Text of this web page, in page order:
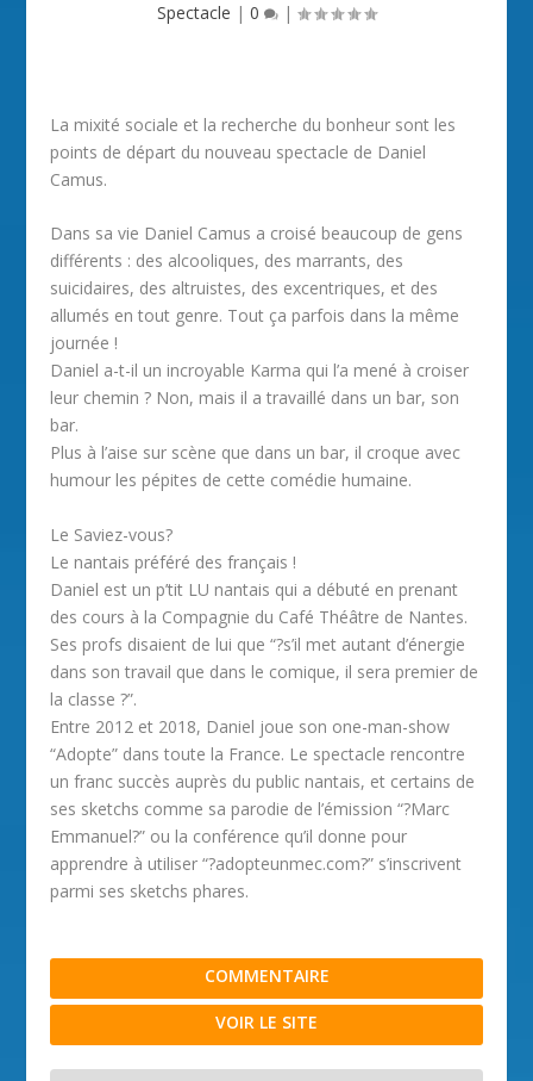
Spectacle | 0 |
La mixité sociale et la recherche du bonheur sont les
points de départ du nouveau spectacle de Daniel
Camus.
Dans sa vie Daniel Camus a croisé beaucoup de gens
différents : des alcooliques, des marrants, des
suicidaires, des altruistes, des excentriques, et des
allumés en tout genre. Tout ça parfois dans la même
journée !
Daniel a-t-il un incroyable Karma qui l’a mené à croiser
leur chemin ? Non, mais il a travaillé dans un bar, son
bar.
Plus à l’aise sur scène que dans un bar, il croque avec
humour les pépites de cette comédie humaine.
Le Saviez-vous?
Le nantais préféré des français !
Daniel est un p’tit LU nantais qui a débuté en prenant
des cours à la Compagnie du Café Théâtre de Nantes.
Ses profs disaient de lui que “?s’il met autant d’énergie
dans son travail que dans le comique, il sera premier de
la classe ?”.
Entre 2012 et 2018, Daniel joue son one-man-show
“Adopte” dans toute la France. Le spectacle rencontre
un franc succès auprès du public nantais, et certains de
ses sketchs comme sa parodie de l’émission “?Marc
Emmanuel?” ou la conférence qu’il donne pour
apprendre à utiliser “?adopteunmec.com?” s’inscrivent
parmi ses sketchs phares.
COMMENTAIRE
VOIR LE SITE